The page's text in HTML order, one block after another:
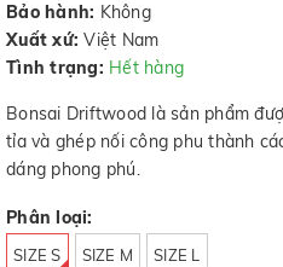
Bảo hành: Không
Xuất xứ: Việt Nam
Tình trạng: Hết hàng
Bonsai Driftwood là sản phẩm
tỉa và ghép nối công phu thành
dáng phong phú.
Phân loại:
SIZE S SIZE M SIZE L